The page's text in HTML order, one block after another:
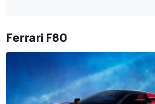
Ferrari F80